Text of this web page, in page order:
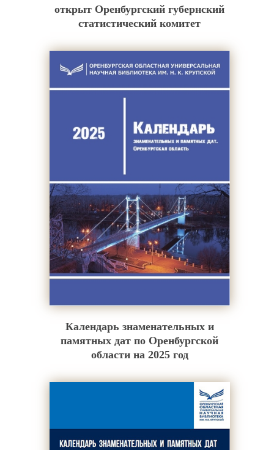
открыт Оренбургский губернский
статистический комитет
Календарь знаменательных и
памятных дат по Оренбургской
области на 2025 год